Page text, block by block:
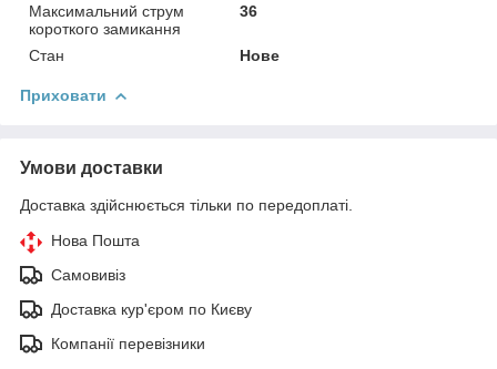
Максимальний струм
короткого замикання
36
Стан Нове
Приховати
Умови доставки
Доставка здійснюється тільки по передоплаті.
Нова Пошта
Самовивіз
Доставка кур'єром по Києву
Компанії перевізники